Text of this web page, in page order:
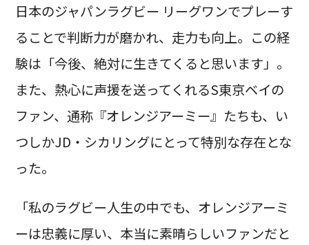
日本のジャパンラグビー リーグワンでプレーす
ることで判断力が磨かれ、走力も向上。この経
験は「今後、絶対に生きてくると思います」。
また、熱心に声援を送ってくれるS東京ベイの
ファン、通称『オレンジアーミー』たちも、い
つしかJD・シカリングにとって特別な存在とな
った。
「私のラグビー人生の中でも、オレンジアーミ
ーは忠義に厚い、本当に素晴らしいファンだと